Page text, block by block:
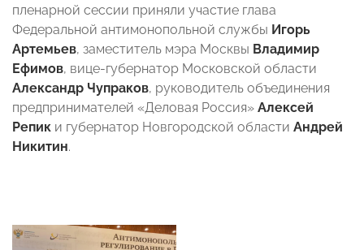
пленарной сессии приняли участие глава
Федеральной антимонопольной службы Игорь
Артемьев, заместитель мэра Москвы Владимир
Ефимов, вице-губернатор Московской области
Александр Чупраков, руководитель объединения
предпринимателей «Деловая Россия» Алексей
Репик и губернатор Новгородской области Андрей
Никитин.